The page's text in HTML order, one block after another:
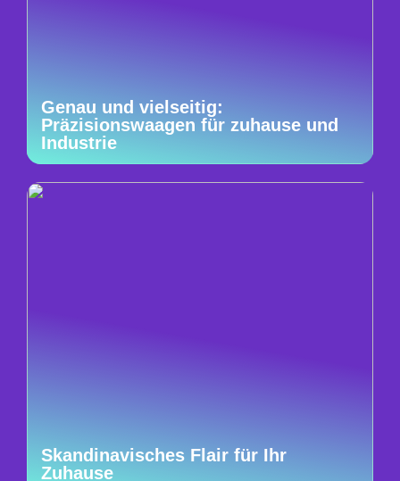
Genau und vielseitig:
Präzisionswaagen für zuhause und
Industrie
Skandinavisches Flair für Ihr
Zuhause